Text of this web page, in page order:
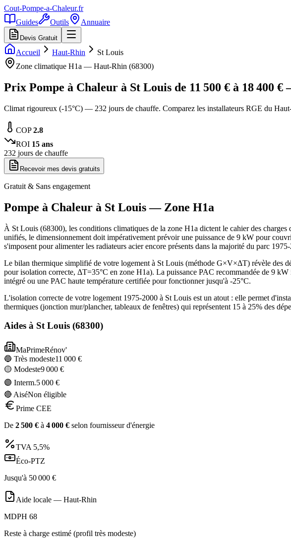
Cout-Pompe-a-Chaleur.fr
Guides
Outils Annuaire
Devis Gratuit
Accueil Haut-Rhin
St Louis
Zone climatique H1a — Haut-Rhin (68300)
Prix Pompe à Chaleur à St Louis de 11 500 € à 18 400 €
Climat rigoureux (-15°C) — 232 jours de chauffe. Comparez les installateurs RGE du
COP2.8
ROI 15 ans
232 jours de chauffe
Recevoir mes devis gratuits
Gratuit & Sans engagement
Pompe à Chaleur à St Louis— Zone H1a
À St Louis (68300), les conditions climatiques de la zone H1a dictent le cahier des
unifiés, le dimensionnement doit impérativement prévoir une puissance de 9 kW pour
s'imposent pour alimenter les radiateurs acier encore présents dans la majorité du parc
Le bilan thermique simplifié de votre logement à St Louis (méthode G×V×ΔT) révèle
pour isolation correcte, ΔT=35°C en zone H1a). La puissance PAC recommandée de 9
intégré ou une PAC haute température certifiée pour fonctionner jusqu'à -25°C.
L'isolation correcte de votre logement 1975-2000 à St Louis est un atout : elle permet
thermiques (jonction mur/plancher, tableaux de fenêtres) qui représentent 15 à 25% des
Aides à St Louis (68300)
MaPrimeRénov'
🔵 Très modeste11 000 €
🟡 Modeste9 000 €
🟣 Interm.5 000 €
🔴 AiséNon éligible
Prime CEE
De 2 500 € à 4 000 € selon fournisseur d'énergie
TVA 5,5%
Éco-PTZ
Jusqu'à 50 000 €
Aide locale — Haut-Rhin
MDPH 68
Reste à charge estimé (profil très modeste)